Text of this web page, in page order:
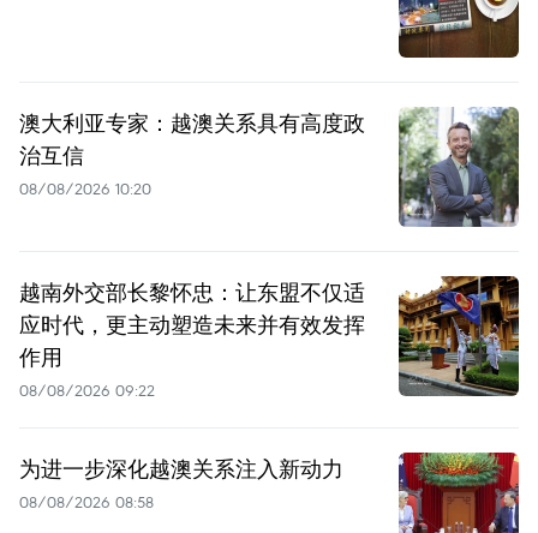
澳大利亚专家：越澳关系具有高度政
治互信
08/08/2026 10:20
越南外交部长黎怀忠：让东盟不仅适
应时代，更主动塑造未来并有效发挥
作用
08/08/2026 09:22
为进一步深化越澳关系注入新动力
08/08/2026 08:58